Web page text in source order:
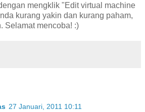
mengklik "Edit virtual machine
kurang yakin dan kurang paham,
Selamat mencoba! :)
27 Januari, 2011 10:11